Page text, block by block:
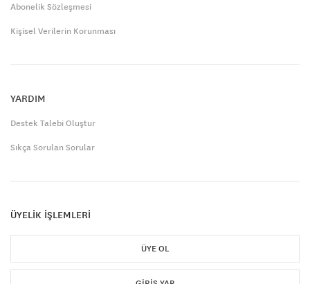
Abonelik Sözleşmesi
Kişisel Verilerin Korunması
YARDIM
Destek Talebi Oluştur
Sıkça Sorulan Sorular
ÜYELİK İŞLEMLERİ
ÜYE OL